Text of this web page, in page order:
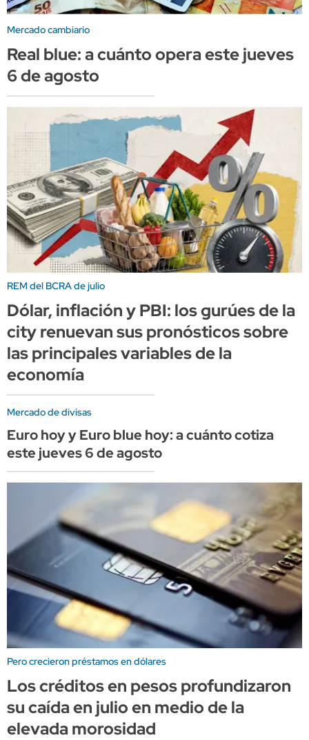
Mercado cambiario
Real blue: a cuánto opera este jueves
6 de agosto
REM del BCRA de julio
Dólar, inflación y PBI: los gurúes de la
city renuevan sus pronósticos sobre
las principales variables de la
economía
Mercado de divisas
Euro hoy y Euro blue hoy: a cuánto cotiza
este jueves 6 de agosto
Pero crecieron préstamos en dólares
Los créditos en pesos profundizaron
su caída en julio en medio de la
elevada morosidad